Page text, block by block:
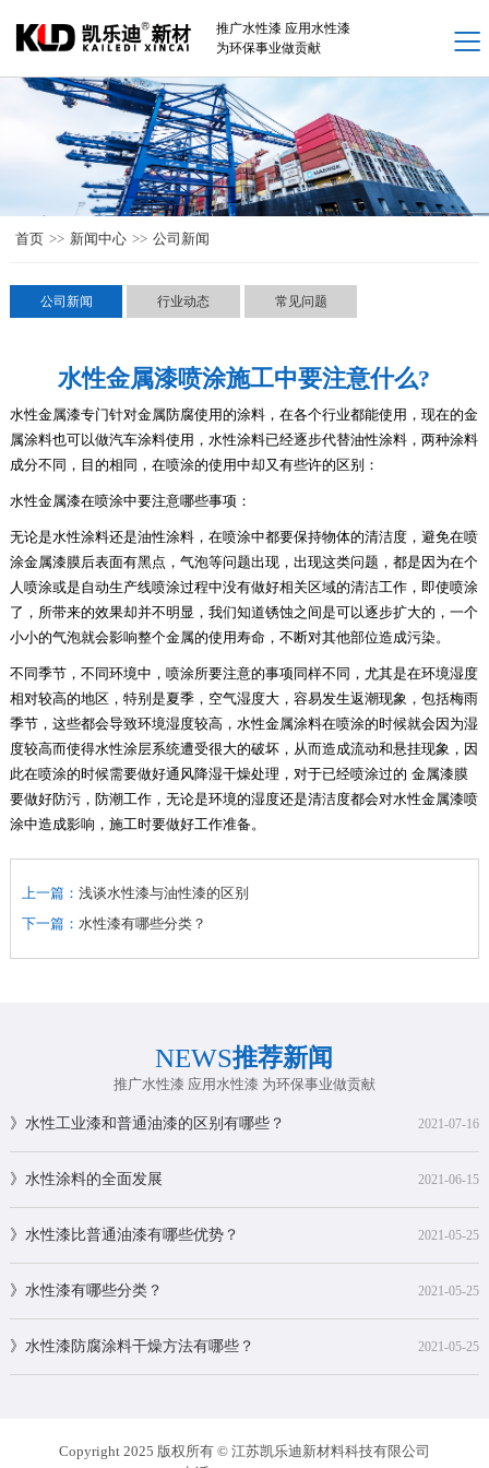
推广水性漆 应用水性漆
为环保事业做贡献
网站首页
解决方案 +
联系我们 +
首页 >> 新闻中心 >> 公司新闻
公司新闻 行业动态 常见问题
水性金属漆喷涂施工中要注意什么?
水性金属漆专门针对金属防腐使用的涂料，在各个行业都能使用，现在的金
属涂料也可以做汽车涂料使用，水性涂料已经逐步代替油性涂料，两种涂料
成分不同，目的相同，在喷涂的使用中却又有些许的区别：
水性金属漆在喷涂中要注意哪些事项：
无论是水性涂料还是油性涂料，在喷涂中都要保持物体的清洁度，避免在喷
涂金属漆膜后表面有黑点，气泡等问题出现，出现这类问题，都是因为在个
人喷涂或是自动生产线喷涂过程中没有做好相关区域的清洁工作，即使喷涂
了，所带来的效果却并不明显，我们知道锈蚀之间是可以逐步扩大的，一个
小小的气泡就会影响整个金属的使用寿命，不断对其他部位造成污染。
不同季节，不同环境中，喷涂所要注意的事项同样不同，尤其是在环境湿度
相对较高的地区，特别是夏季，空气湿度大，容易发生返潮现象，包括梅雨
季节，这些都会导致环境湿度较高，水性金属涂料在喷涂的时候就会因为湿
度较高而使得水性涂层系统遭受很大的破坏，从而造成流动和悬挂现象，因
此在喷涂的时候需要做好通风降湿干燥处理，对于已经喷涂过的 金属漆膜
要做好防污，防潮工作，无论是环境的湿度还是清洁度都会对水性金属漆喷
涂中造成影响，施工时要做好工作准备。
上一篇： 浅谈水性漆与油性漆的区别
下一篇： 水性漆有哪些分类？
NEWS推荐新闻
推广水性漆 应用水性漆 为环保事业做贡献
》水性工业漆和普通油漆的区别有哪些？ 2021-07-16
》水性涂料的全面发展 2021-06-15
》水性漆比普通油漆有哪些优势？ 2021-05-25
》水性漆有哪些分类？ 2021-05-25
》水性漆防腐涂料干燥方法有哪些？ 2021-05-25
Copyright 2025 版权所有 © 江苏凯乐迪新材料科技有限公司